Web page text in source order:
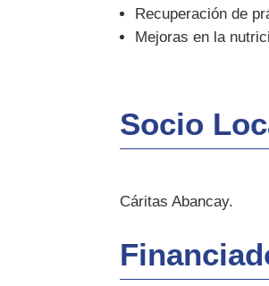
Recuperación de
Mejoras en la
Socio
Cáritas Abancay.